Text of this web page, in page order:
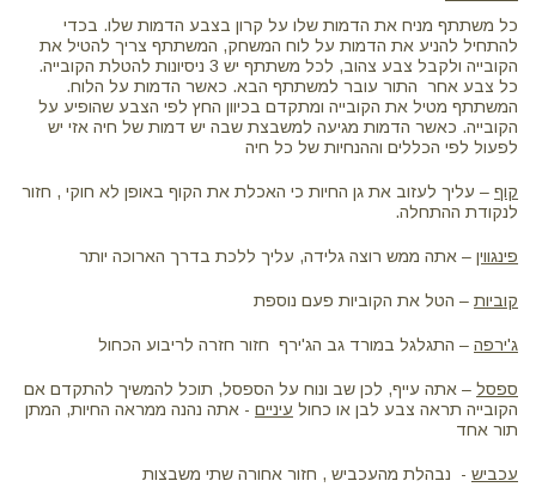
כל משתתף מניח את הדמות שלו על קרון בצבע הדמות שלו. בכדי
להתחיל להניע את הדמות על לוח המשחק, המשתתף צריך להטיל את
הקובייה ולקבל צבע צהוב, לכל משתתף יש 3 ניסיונות להטלת הקובייה.
כל צבע אחר התור עובר למשתתף הבא. כאשר הדמות על הלוח.
המשתתף מטיל את הקובייה ומתקדם בכיוון החץ לפי הצבע שהופיע על
הקובייה. כאשר הדמות מגיעה למשבצת שבה יש דמות של חיה אזי יש
לפעול לפי הכללים וההנחיות של כל חיה
קוף – עליך לעזוב את גן החיות כי האכלת את הקוף באופן לא חוקי , חזור
לנקודת ההתחלה.
פינגווין – אתה ממש רוצה גלידה, עליך ללכת בדרך הארוכה יותר
קוביות – הטל את הקוביות פעם נוספת
ג'ירפה – התגלגל במורד גב הג'ירף חזור חזרה לריבוע הכחול
ספסל – אתה עייף, לכן שב ונוח על הספסל, תוכל להמשיך להתקדם אם
הקובייה תראה צבע לבן או כחול עיניים - אתה נהנה ממראה החיות, המתן
תור אחד
עכביש - נבהלת מהעכביש , חזור אחורה שתי משבצות